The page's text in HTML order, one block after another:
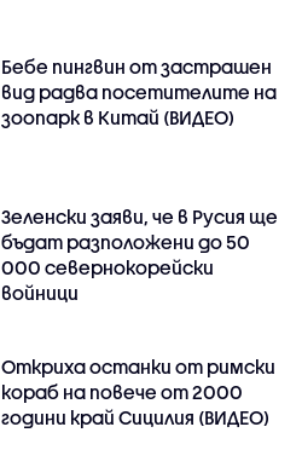
Бебе пингвин от застрашен
вид радва посетителите на
зоопарк в Китай (ВИДЕО)
Зеленски заяви, че в Русия ще
бъдат разположени до 50
000 севернокорейски
войници
Откриха останки от римски
кораб на повече от 2000
години край Сицилия (ВИДЕО)